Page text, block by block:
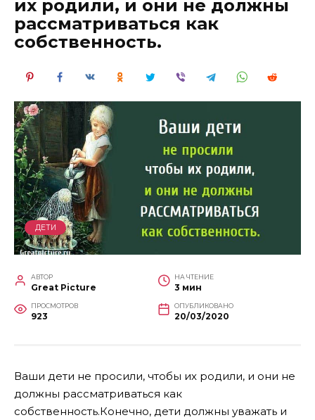
их родили, и они не должны
рассматриваться как
собственность.
ДЕТИ
АВТОР
Great Picture
НА ЧТЕНИЕ
3 мин
ПРОСМОТРОВ
923
ОПУБЛИКОВАНО
20/03/2020
Ваши дети не просили, чтобы их родили, и они не
должны рассматриваться как
собственность.Конечно, дети должны уважать и